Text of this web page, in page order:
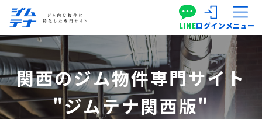
LINEログインメニュー
関西のジム物件専門サイト
"ジムテナ関西版"